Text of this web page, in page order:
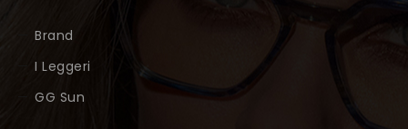
Brand
I Leggeri
GG Sun